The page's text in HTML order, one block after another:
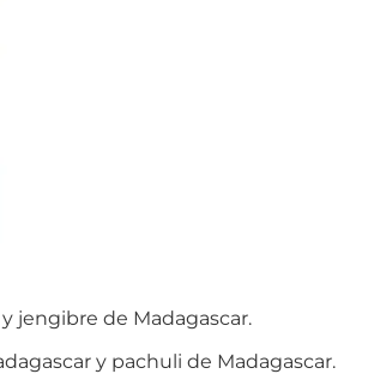
jengibre de Madagascar.
y pachuli de Madagascar.